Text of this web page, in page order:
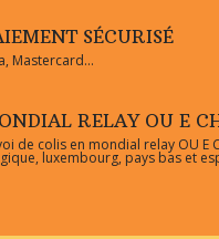
SÉCURISÉ
Mastercard...
RELAY OU E
de colis en mondial relay OU E
luxembourg, pays bas et